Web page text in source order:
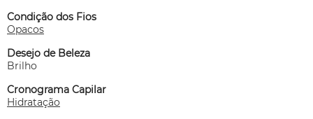
Condição dos Fios
Opacos
Desejo de Beleza
Brilho
Cronograma Capilar
Hidratação